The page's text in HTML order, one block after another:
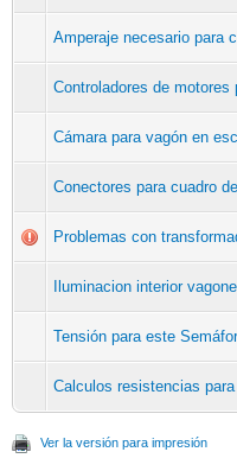
Amperaje necesario para
Controladores de
Cámara para vagón en
Conectores para cuadro
Problemas con
Iluminacion interior
Tensión para este
Calculos resistencias
Ver la versión para impresión